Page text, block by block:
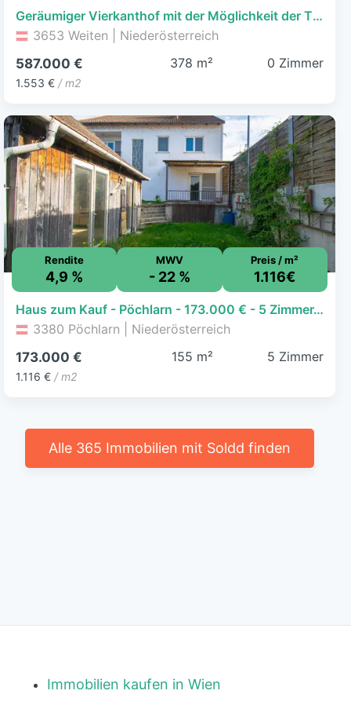
Geräumiger Vierkanthof mit der Möglichkeit der Tierhaltung
3653 Weiten | Niederösterreich
587.000 €
1.553 € / m2
378 m² 0 Zimmer
Rendite
4,9 %
MWV
- 22 %
Preis / m²
1.116€
Haus zum Kauf - Pöchlarn - 173.000 € - 5 Zimmer, 155 m², 260 m² Grundstück
3380 Pöchlarn | Niederösterreich
173.000 €
1.116 € / m2
155 m² 5 Zimmer
Alle 365 Immobilien mit Soldd finden
Immobilien kaufen in Wien